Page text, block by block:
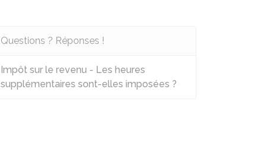
Questions ? Réponses !
Impôt sur le revenu - Les heures
supplémentaires sont-elles imposées ?